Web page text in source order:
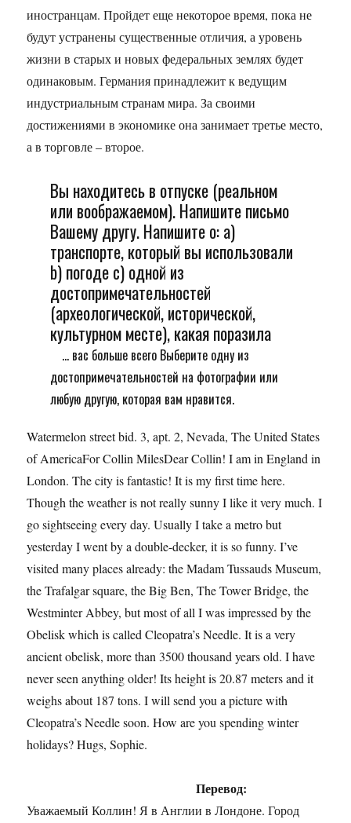
иностранцам. Пройдет еще некоторое время, пока не
будут устранены существенные отличия, а уровень
жизни в старых и новых федеральных землях будет
одинаковым. Германия принадлежит к ведущим
индустриальным странам мира. За своими
достижениями в экономике она занимает третье место,
а в торговле – второе.
Вы находитесь в отпуске (реальном
или воображаемом). Напишите письмо
Вашему другу. Напишите о: а)
транспорте, который вы использовали
b) погоде c) одной из
достопримечательностей
(археологической, исторической,
культурном месте), какая поразила
... вас больше всего Выберите одну из
достопримечательностей на фотографии или
любую другую, которая вам нравится.
Watermelon street bid. 3, apt. 2, Nevada, The United States
of AmericaFor Collin MilesDear Collin! I am in England in
London. The city is fantastic! It is my first time here.
Though the weather is not really sunny I like it very much. I
go sightseeing every day. Usually I take a metro but
yesterday I went by a double-decker, it is so funny. I’ve
visited many places already: the Madam Tussauds Museum,
the Trafalgar square, the Big Ben, The Tower Bridge, the
Westminter Abbey, but most of all I was impressed by the
Obelisk which is called Cleopatra’s Needle. It is a very
ancient obelisk, more than 3500 thousand years old. I have
never seen anything older! Its height is 20.87 meters and it
weighs about 187 tons. I will send you a picture with
Cleopatra’s Needle soon. How are you spending winter
holidays? Hugs, Sophie.
Перевод:
Уважаемый Коллин! Я в Англии в Лондоне. Город